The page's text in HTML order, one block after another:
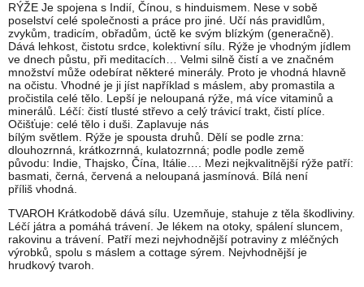
RÝŽE Je spojena s Indií, Čínou, s hinduismem. Nese v sobě
poselství celé společnosti a práce pro jiné. Učí nás pravidlům,
zvykům, tradicím, obřadům, úctě ke svým blízkým (generačně).
Dává lehkost, čistotu srdce, kolektivní sílu. Rýže je vhodným jídlem
ve dnech půstu, při meditacích… Velmi silně čistí a ve značném
množství může odebírat některé minerály. Proto je vhodná hlavně
na očistu. Vhodné je ji jíst například s máslem, aby promastila a
pročistila celé tělo. Lepší je neloupaná rýže, má více vitaminů a
minerálů. Léčí: čistí tlusté střevo a celý trávicí trakt, čistí plíce.
Očišťuje: celé tělo i duši. Zaplavuje nás
bílým světlem. Rýže je spousta druhů. Dělí se podle zrna:
dlouhozrnná, krátkozrnná, kulatozrnná; podle podle země
původu: Indie, Thajsko, Čína, Itálie…. Mezi nejkvalitnější rýže patří:
basmati, černá, červená a neloupaná jasmínová. Bílá není
příliš vhodná.
TVAROH Krátkodobě dává sílu. Uzemňuje, stahuje z těla škodliviny.
Léčí játra a pomáhá trávení. Je lékem na otoky, spálení sluncem,
rakovinu a trávení. Patří mezi nejvhodnější potraviny z mléčných
výrobků, spolu s máslem a cottage sýrem. Nejvhodnější je
hrudkový tvaroh.